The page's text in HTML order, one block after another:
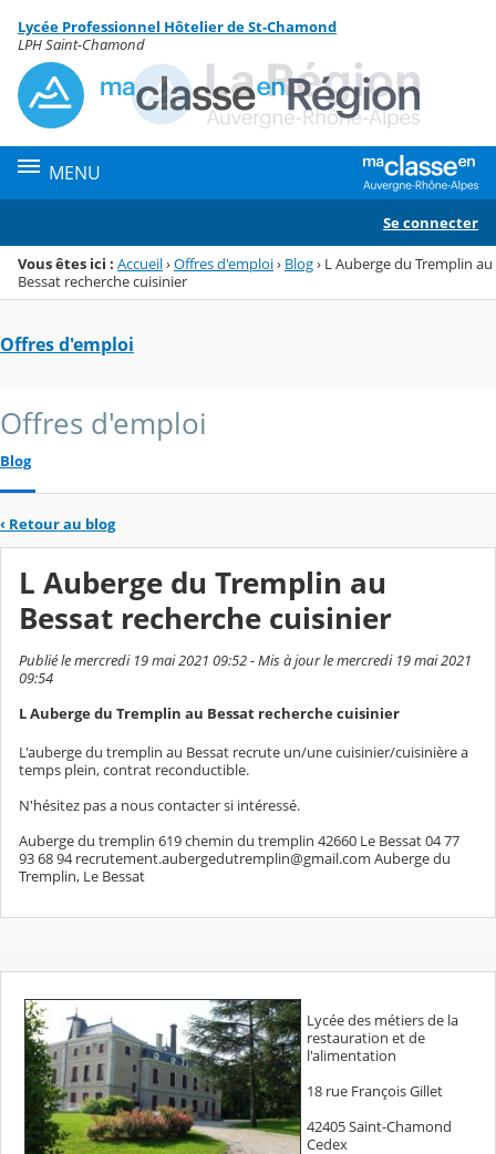
Menu de la rubrique
Contenu
Lycée Professionnel Hôtelier de St-Chamond
LPH Saint-Chamond
MENU
Se connecter
Vous êtes ici : Accueil›Offres d'emploi› Blog› L Auberge du Tremplin au
Bessat recherche cuisinier
Offres d'emploi
Offres d'emploi
Blog
‹ Retour au blog
L Auberge du Tremplin au
Bessat recherche cuisinier
Publié le mercredi 19 mai 2021 09:52 - Mis à jour le mercredi 19 mai 2021
09:54
L Auberge du Tremplin au Bessat recherche cuisinier
L'auberge du tremplin au Bessat recrute un/une cuisinier/cuisinière a
temps plein, contrat reconductible.
N'hésitez pas a nous contacter si intéressé.
Auberge du tremplin 619 chemin du tremplin 42660 Le Bessat 04 77
93 68 94 recrutement.aubergedutremplin@gmail.com Auberge du
Tremplin, Le Bessat
Lycée des métiers de la
restauration et de
l'alimentation
18 rue François Gillet
42405 Saint-Chamond
Cedex